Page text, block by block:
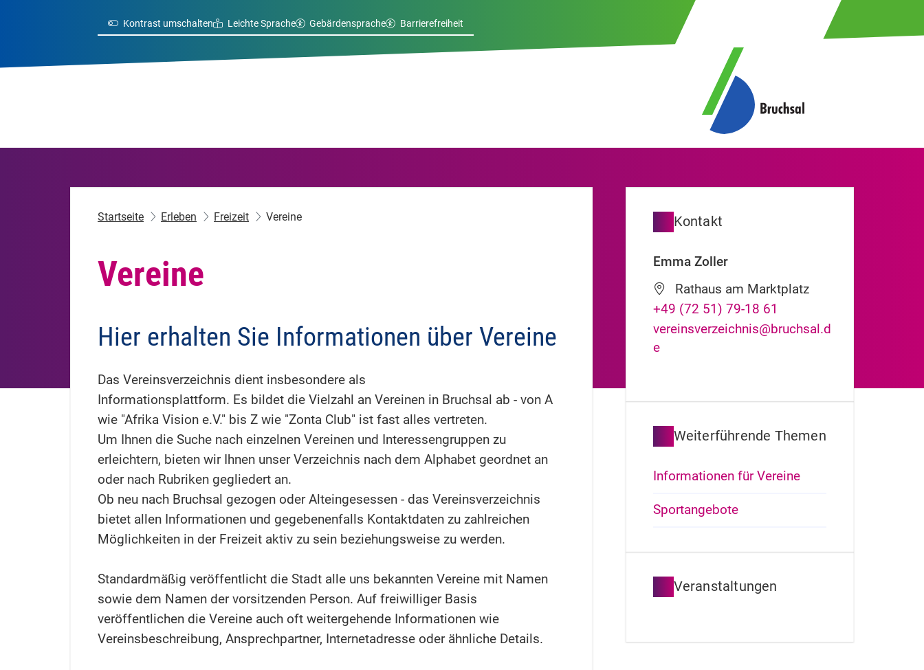
Kontrast umschalten Leichte Sprache Gebärdensprache Barrierefreiheit
Startseite Erleben Freizeit Vereine
Vereine
Hier erhalten Sie Informationen über Vereine
Das Vereinsverzeichnis dient insbesondere als
Informationsplattform. Es bildet die Vielzahl an Vereinen in Bruchsal ab - von A
wie "Afrika Vision e.V." bis Z wie "Zonta Club" ist fast alles vertreten.
Um Ihnen die Suche nach einzelnen Vereinen und Interessengruppen zu
erleichtern, bieten wir Ihnen unser Verzeichnis nach dem Alphabet geordnet an
oder nach Rubriken gegliedert an.
Ob neu nach Bruchsal gezogen oder Alteingesessen - das Vereinsverzeichnis
bietet allen Informationen und gegebenenfalls Kontaktdaten zu zahlreichen
Möglichkeiten in der Freizeit aktiv zu sein beziehungsweise zu werden.
Standardmäßig veröffentlicht die Stadt alle uns bekannten Vereine mit Namen
sowie dem Namen der vorsitzenden Person. Auf freiwilliger Basis
veröffentlichen die Vereine auch oft weitergehende Informationen wie
Vereinsbeschreibung, Ansprechpartner, Internetadresse oder ähnliche Details.
Kontakt
Emma Zoller
Rathaus am Marktplatz
vereinsverzeichnis@bruchsal.d
e
+49 (72 51) 79-18 61
Weiterführende Themen
Informationen für Vereine
Sportangebote
Veranstaltungen